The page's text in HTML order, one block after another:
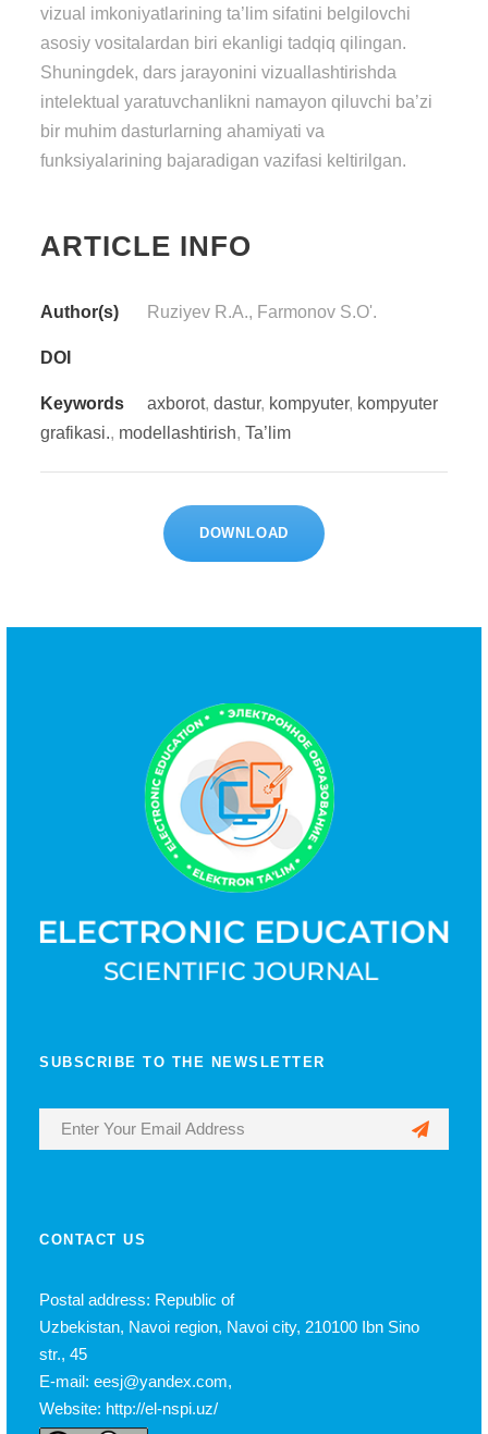
vizual imkoniyatlarining ta’lim sifatini belgilovchi
asosiy vositalardan biri ekanligi tadqiq qilingan.
Shuningdek, dars jarayonini vizuallashtirishda
intelektual yaratuvchanlikni namayon qiluvchi ba’zi
bir muhim dasturlarning ahamiyati va
funksiyalarining bajaradigan vazifasi keltirilgan.
ARTICLE INFO
Author(s) Ruziyev R.A., Farmonov S.O'.
DOI
Keywords axborot, dastur, kompyuter, kompyuter
grafikasi., modellashtirish, Ta’lim
DOWNLOAD
SUBSCRIBE TO THE NEWSLETTER
CONTACT US
Postal address: Republic of
Uzbekistan, Navoi region, Navoi city, 210100 Ibn Sino
str., 45
E-mail: eesj@yandex.com,
Website: http://el-nspi.uz/